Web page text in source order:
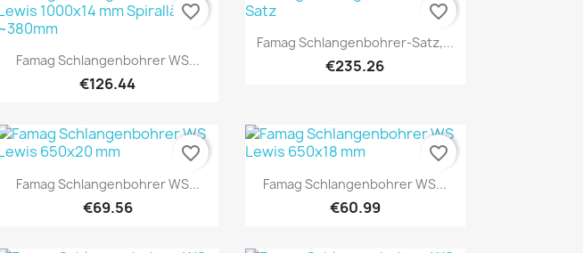
Quick view
Famag Schlangenbohrer WS...
€126.44
favorite_border
Quick view
Famag Schlangenbohrer-Satz,...
€235.26
favorite_border
Quick view
Famag Schlangenbohrer WS...
€69.56
favorite_border
Quick view
Famag Schlangenbohrer WS...
€60.99
favorite_border